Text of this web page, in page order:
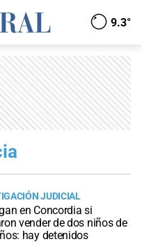
9.3°
JUDICIAL
en Concordia si
vender de dos niños de
hay detenidos